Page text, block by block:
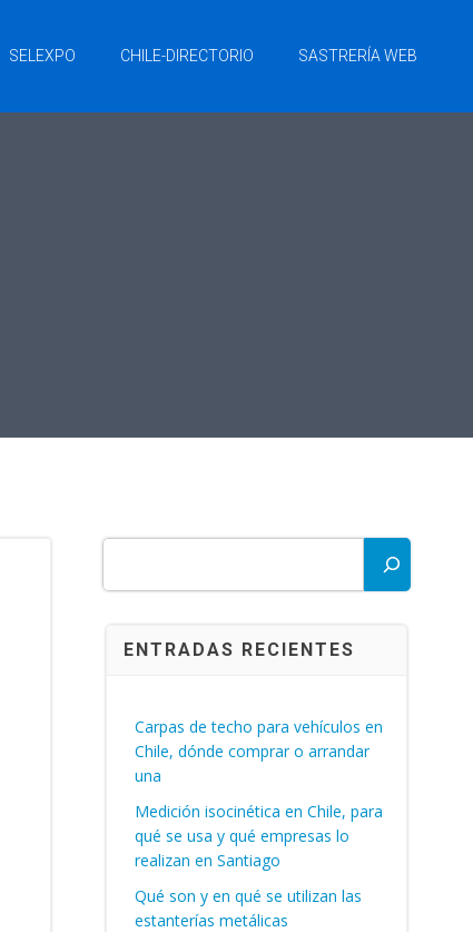
SELEXPO CHILE-DIRECTORIO SASTRERÍA WEB
ENTRADAS RECIENTES
Carpas de techo para vehículos en
Chile, dónde comprar o arrandar
una
Medición isocinética en Chile, para
qué se usa y qué empresas lo
realizan en Santiago
Qué son y en qué se utilizan las
estanterías metálicas